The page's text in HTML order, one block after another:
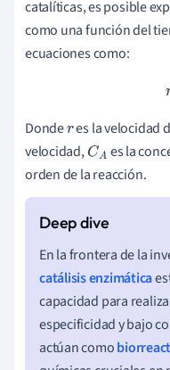
catalíticas, es posible
como una función del
ecuaciones como:
Donderes la velocidad
velocidad,CA es la
orden de la reacción.
En la frontera de la
catálisis enzimática
capacidad para
especificidad y bajo
actúan como